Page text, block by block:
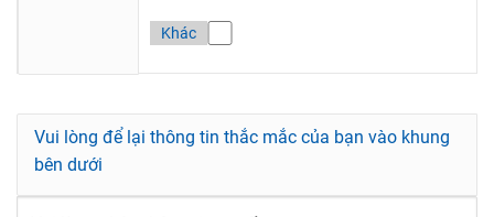
Khác
Vui lòng để lại thông tin thắc mắc của bạn vào khung
bên dưới